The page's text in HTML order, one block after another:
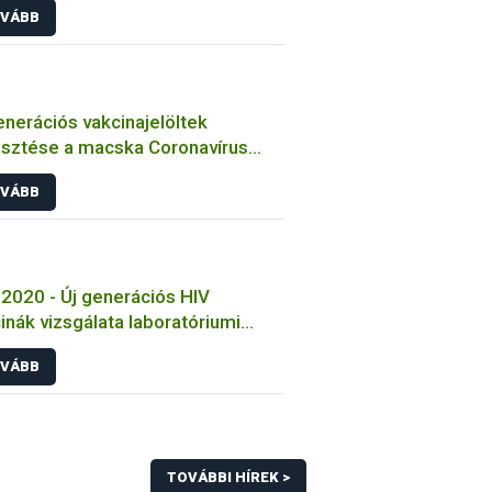
vakcinajelöltek
a macska Coronavírus
ellen
- Új generációs HIV
vizsgálata laboratóriumi
TOVÁBBI HÍREK >